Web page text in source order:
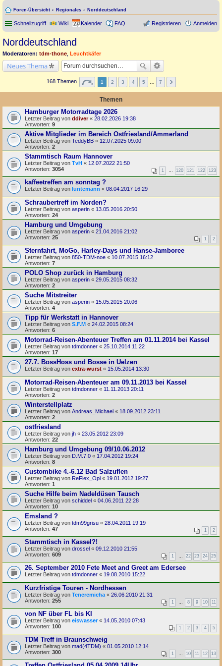
Foren-Übersicht Regionales Norddeutschland
Schnellzugriff Wiki Kalender FAQ Anmelden
Registrieren
Norddeutschland
Moderatoren: tdm-thone Leuchtkäfer
Neues Thema
168 Themen 1 2 3 4 5 7
Themen
Hamburger Motorradtage 2026
Letzter Beitrag von ddiver« 28.02.2026 19:38
Antworten: 9
Aktive Mitglieder im Bereich Ostfriesland/Ammerland
Letzter Beitrag von TeddyBB « 12.07.2025 09:00
Antworten: 2
Stammtisch Raum Hannover
Letzter Beitrag von TvH « 12.07.2022 21:50
Antworten: 3054 1 120 121 122 123
kaffeetreffen am sonntag ?
Letzter Beitrag von luntemann « 08.04.2017 16:29
Schraubertreff im Norden?
Letzter Beitrag von asperin « 13.05.2016 20:50
Antworten: 24
Hamburg und Umgebung
Letzter Beitrag von asperin « 21.04.2016 21:02
Antworten: 25 1 2
Sternfahrt, MoGo, Harley-Days und Hanse-Jamboree
Letzter Beitrag von 850-TDM-noe « 10.07.2015 16:12
Antworten: 7
POLO Shop zurück in Hamburg
Letzter Beitrag von asperin « 29.05.2015 08:32
Antworten: 2
Suche Mitstreiter
Letzter Beitrag von asperin « 15.05.2015 20:06
Antworten: 4
Tipp für Werkstatt in Hannover
Letzter Beitrag von S.F.M « 24.02.2015 08:24
Antworten: 6
Motorrad-Reisen-Abenteuer Treffen am 01.11.2014 bei Kassel
Letzter Beitrag von tdmdonner « 25.10.2014 11:22
Antworten: 17
27.7. BossHoss und Bosse in Uelzen
Letzter Beitrag von extra-wurst « 15.05.2014 13:30
Motorrad-Reisen-Abenteuer am 09.11.2013 bei Kassel
Letzter Beitrag von tdmdonner « 11.11.2013 20:11
Antworten: 2
Winterstellplatz
Letzter Beitrag von Andreas_Michael « 18.09.2012 23:11
Antworten: 2
ostfriesland
Letzter Beitrag von jh « 23.05.2012 23:09
Antworten: 22
Hamburg und Umgebung 09/10.06.2012
Letzter Beitrag von D.M.7.0 « 17.04.2012 19:24
Antworten: 8
Custombike 4.-6.12 Bad Salzuflen
Letzter Beitrag von ReFlex_Opi « 19.01.2012 19:27
Antworten: 1
Suche Hilfe beim Nadeldüsen Tausch
Letzter Beitrag von schiddel « 04.06.2011 22:28
Antworten: 10
Emsland ?
Letzter Beitrag von tdm99grisu « 28.04.2011 19:19
Antworten: 47 1 2
Stammtisch in Kassel?!
Letzter Beitrag von drossel « 09.12.2010 21:55
Antworten: 609 1 22 23 24 25
26. September 2010 Fete Meet and Greet am Edersee
Letzter Beitrag von tdmdonner « 19.08.2010 15:22
Kurzfristige Touren - Nordhessen
Letzter Beitrag von Teneremicha « 26.06.2010 21:31
Antworten: 255 1 8 9 10 11
von NF über FL bis KI
Letzter Beitrag von eiswasser« 14.05.2010 07:43
Antworten: 100 1 2 3 4 5
TDM Treff in Braunschweig
Letzter Beitrag von mad(4TDM) « 01.05.2010 12:14
Antworten: 300 1 10 11 12 13